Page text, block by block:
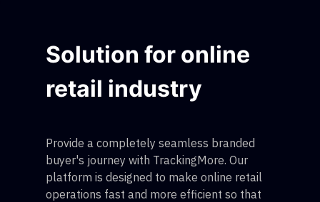
Solution for online
retail industry
Provide a completely seamless branded
buyer's journey with TrackingMore. Our
platform is designed to make online retail
operations fast and more efficient so that